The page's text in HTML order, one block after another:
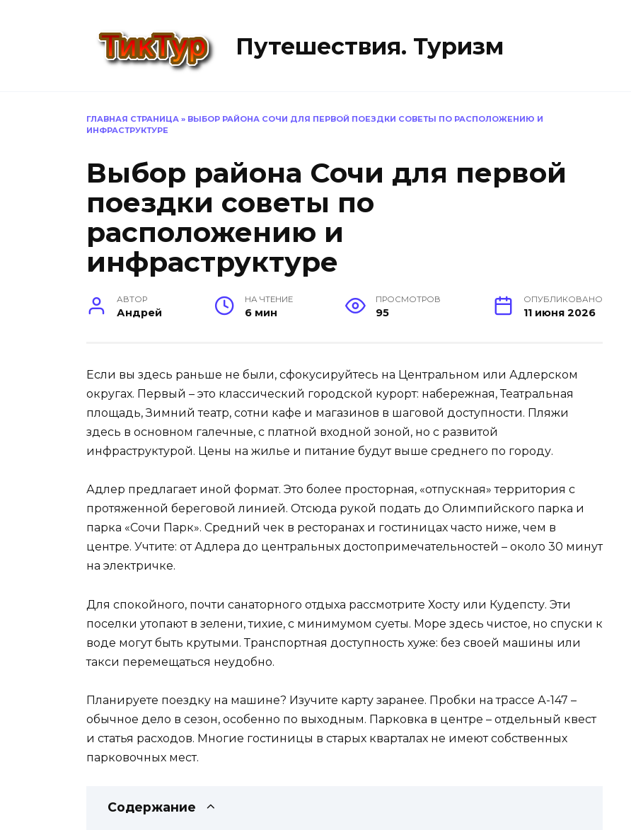
Путешествия. Туризм
ГЛАВНАЯ СТРАНИЦА » ВЫБОР РАЙОНА СОЧИ ДЛЯ ПЕРВОЙ ПОЕЗДКИ СОВЕТЫ ПО РАСПОЛОЖЕНИЮ И
ИНФРАСТРУКТУРЕ
Выбор района Сочи для первой
поездки советы по
расположению и
инфраструктуре
АВТОР
Андрей
НА ЧТЕНИЕ
6 мин
ПРОСМОТРОВ
95
ОПУБЛИКОВАНО
11 июня 2026
Если вы здесь раньше не были, сфокусируйтесь на Центральном или Адлерском
округах. Первый – это классический городской курорт: набережная, Театральная
площадь, Зимний театр, сотни кафе и магазинов в шаговой доступности. Пляжи
здесь в основном галечные, с платной входной зоной, но с развитой
инфраструктурой. Цены на жилье и питание будут выше среднего по городу.
Адлер предлагает иной формат. Это более просторная, «отпускная» территория с
протяженной береговой линией. Отсюда рукой подать до Олимпийского парка и
парка «Сочи Парк». Средний чек в ресторанах и гостиницах часто ниже, чем в
центре. Учтите: от Адлера до центральных достопримечательностей – около 30 минут
на электричке.
Для спокойного, почти санаторного отдыха рассмотрите Хосту или Кудепсту. Эти
поселки утопают в зелени, тихие, с минимумом суеты. Море здесь чистое, но спуски к
воде могут быть крутыми. Транспортная доступность хуже: без своей машины или
такси перемещаться неудобно.
Планируете поездку на машине? Изучите карту заранее. Пробки на трассе А-147 –
обычное дело в сезон, особенно по выходным. Парковка в центре – отдельный квест
и статья расходов. Многие гостиницы в старых кварталах не имеют собственных
парковочных мест.
Содержание